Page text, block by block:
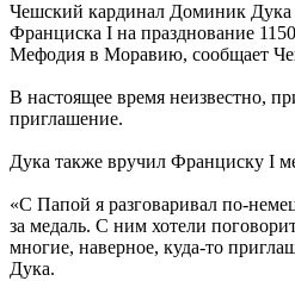
Чешский кардинал Доминик Дука
Франциска I на празднование
Мефодия в Моравию, сообщает
В настоящее время неизвестно,
приглашение.
Дука также вручил Франциску I
«С Папой я разговаривал по-
за медаль. С ним хотели
многие, наверное, куда-то
Дука.